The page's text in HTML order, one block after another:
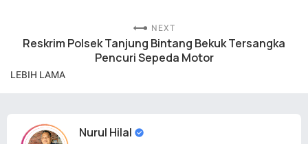
NEXT
Reskrim Polsek Tanjung Bintang Bekuk Tersangka
Pencuri Sepeda Motor
LEBIH LAMA
Nurul Hilal